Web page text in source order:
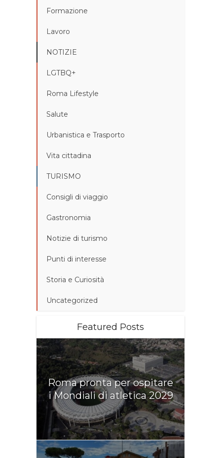
Formazione
Lavoro
NOTIZIE
LGTBQ+
Roma Lifestyle
Salute
Urbanistica e Trasporto
Vita cittadina
TURISMO
Consigli di viaggio
Gastronomia
Notizie di turismo
Punti di interesse
Storia e Curiosità
Uncategorized
Featured Posts
Roma pronta per ospitare
i Mondiali di atletica 2029